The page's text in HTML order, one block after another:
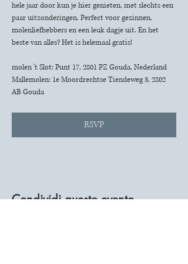
hele jaar door kun je hier genieten, met slechts een
paar uitzonderingen. Perfect voor gezinnen,
molenliefhebbers en een leuk dagje uit. En het
beste van alles? Het is helemaal gratis!
molen 't Slot: Punt 17, 2801 PZ Gouda, Nederland
Mallemolen: 1e Moordrechtse Tiendeweg 3, 2802
AB Gouda
RSVP
Condividi questo evento